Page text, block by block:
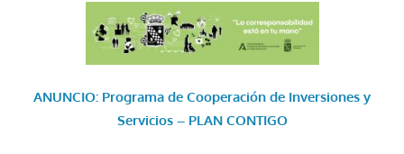
ANUNCIO: Programa de Cooperación de Inversiones y
Servicios – PLAN CONTIGO